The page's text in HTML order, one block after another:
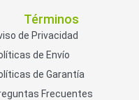
Términos
de Privacidad
de Envío
de Garantía
Frecuentes